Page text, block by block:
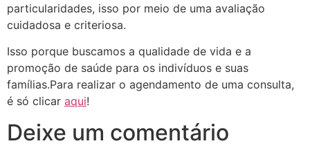
particularidades, isso por meio de uma avaliação
cuidadosa e criteriosa.
Isso porque buscamos a qualidade de vida e a
promoção de saúde para os indivíduos e suas
famílias.Para realizar o agendamento de uma consulta,
é só clicar aqui!
Deixe um comentário